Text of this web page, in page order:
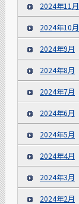
2024年11月
2024年10月
2024年9月
2024年8月
2024年7月
2024年6月
2024年5月
2024年4月
2024年3月
2024年2月